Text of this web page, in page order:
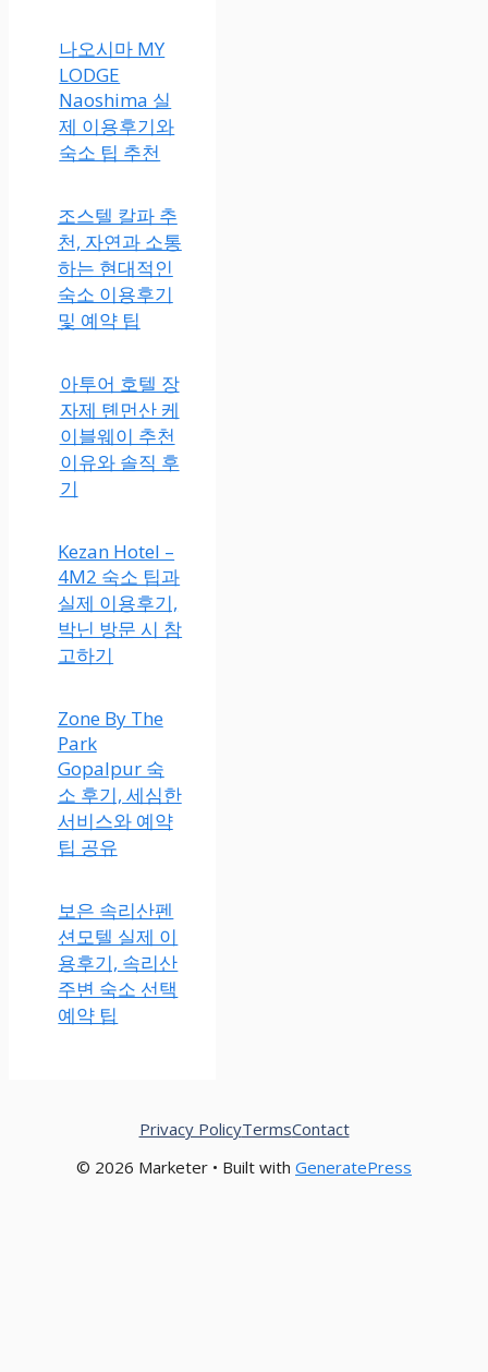
나오시마 MY
LODGE
Naoshima 실
제 이용후기와
숙소 팁 추천
조스텔 칼파 추
천, 자연과 소통
하는 현대적인
숙소 이용후기
및 예약 팁
아투어 호텔 장
자제 톈먼산 케
이블웨이 추천
이유와 솔직 후
기
Kezan Hotel –
4M2 숙소 팁과
실제 이용후기,
박닌 방문 시 참
고하기
Zone By The
Park
Gopalpur 숙
소 후기, 세심한
서비스와 예약
팁 공유
보은 속리산펜
션모텔 실제 이
용후기, 속리산
주변 숙소 선택
예약 팁
© 2026 Marketer • Built with GeneratePress
Privacy PolicyTermsContact